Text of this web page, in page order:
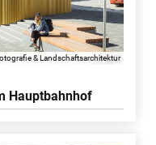
& Landschaftsarchitektur
Hauptbahnhof